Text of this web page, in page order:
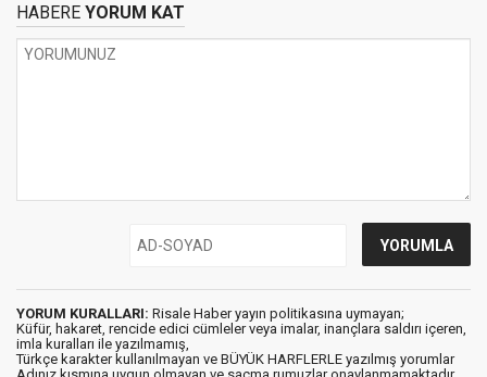
HABERE YORUM KAT
YORUM KURALLARI: Risale Haber yayın politikasına uymayan;
Küfür, hakaret, rencide edici cümleler veya imalar, inançlara saldırı içeren,
imla kuralları ile yazılmamış,
Türkçe karakter kullanılmayan ve BÜYÜK HARFLERLE yazılmış yorumlar